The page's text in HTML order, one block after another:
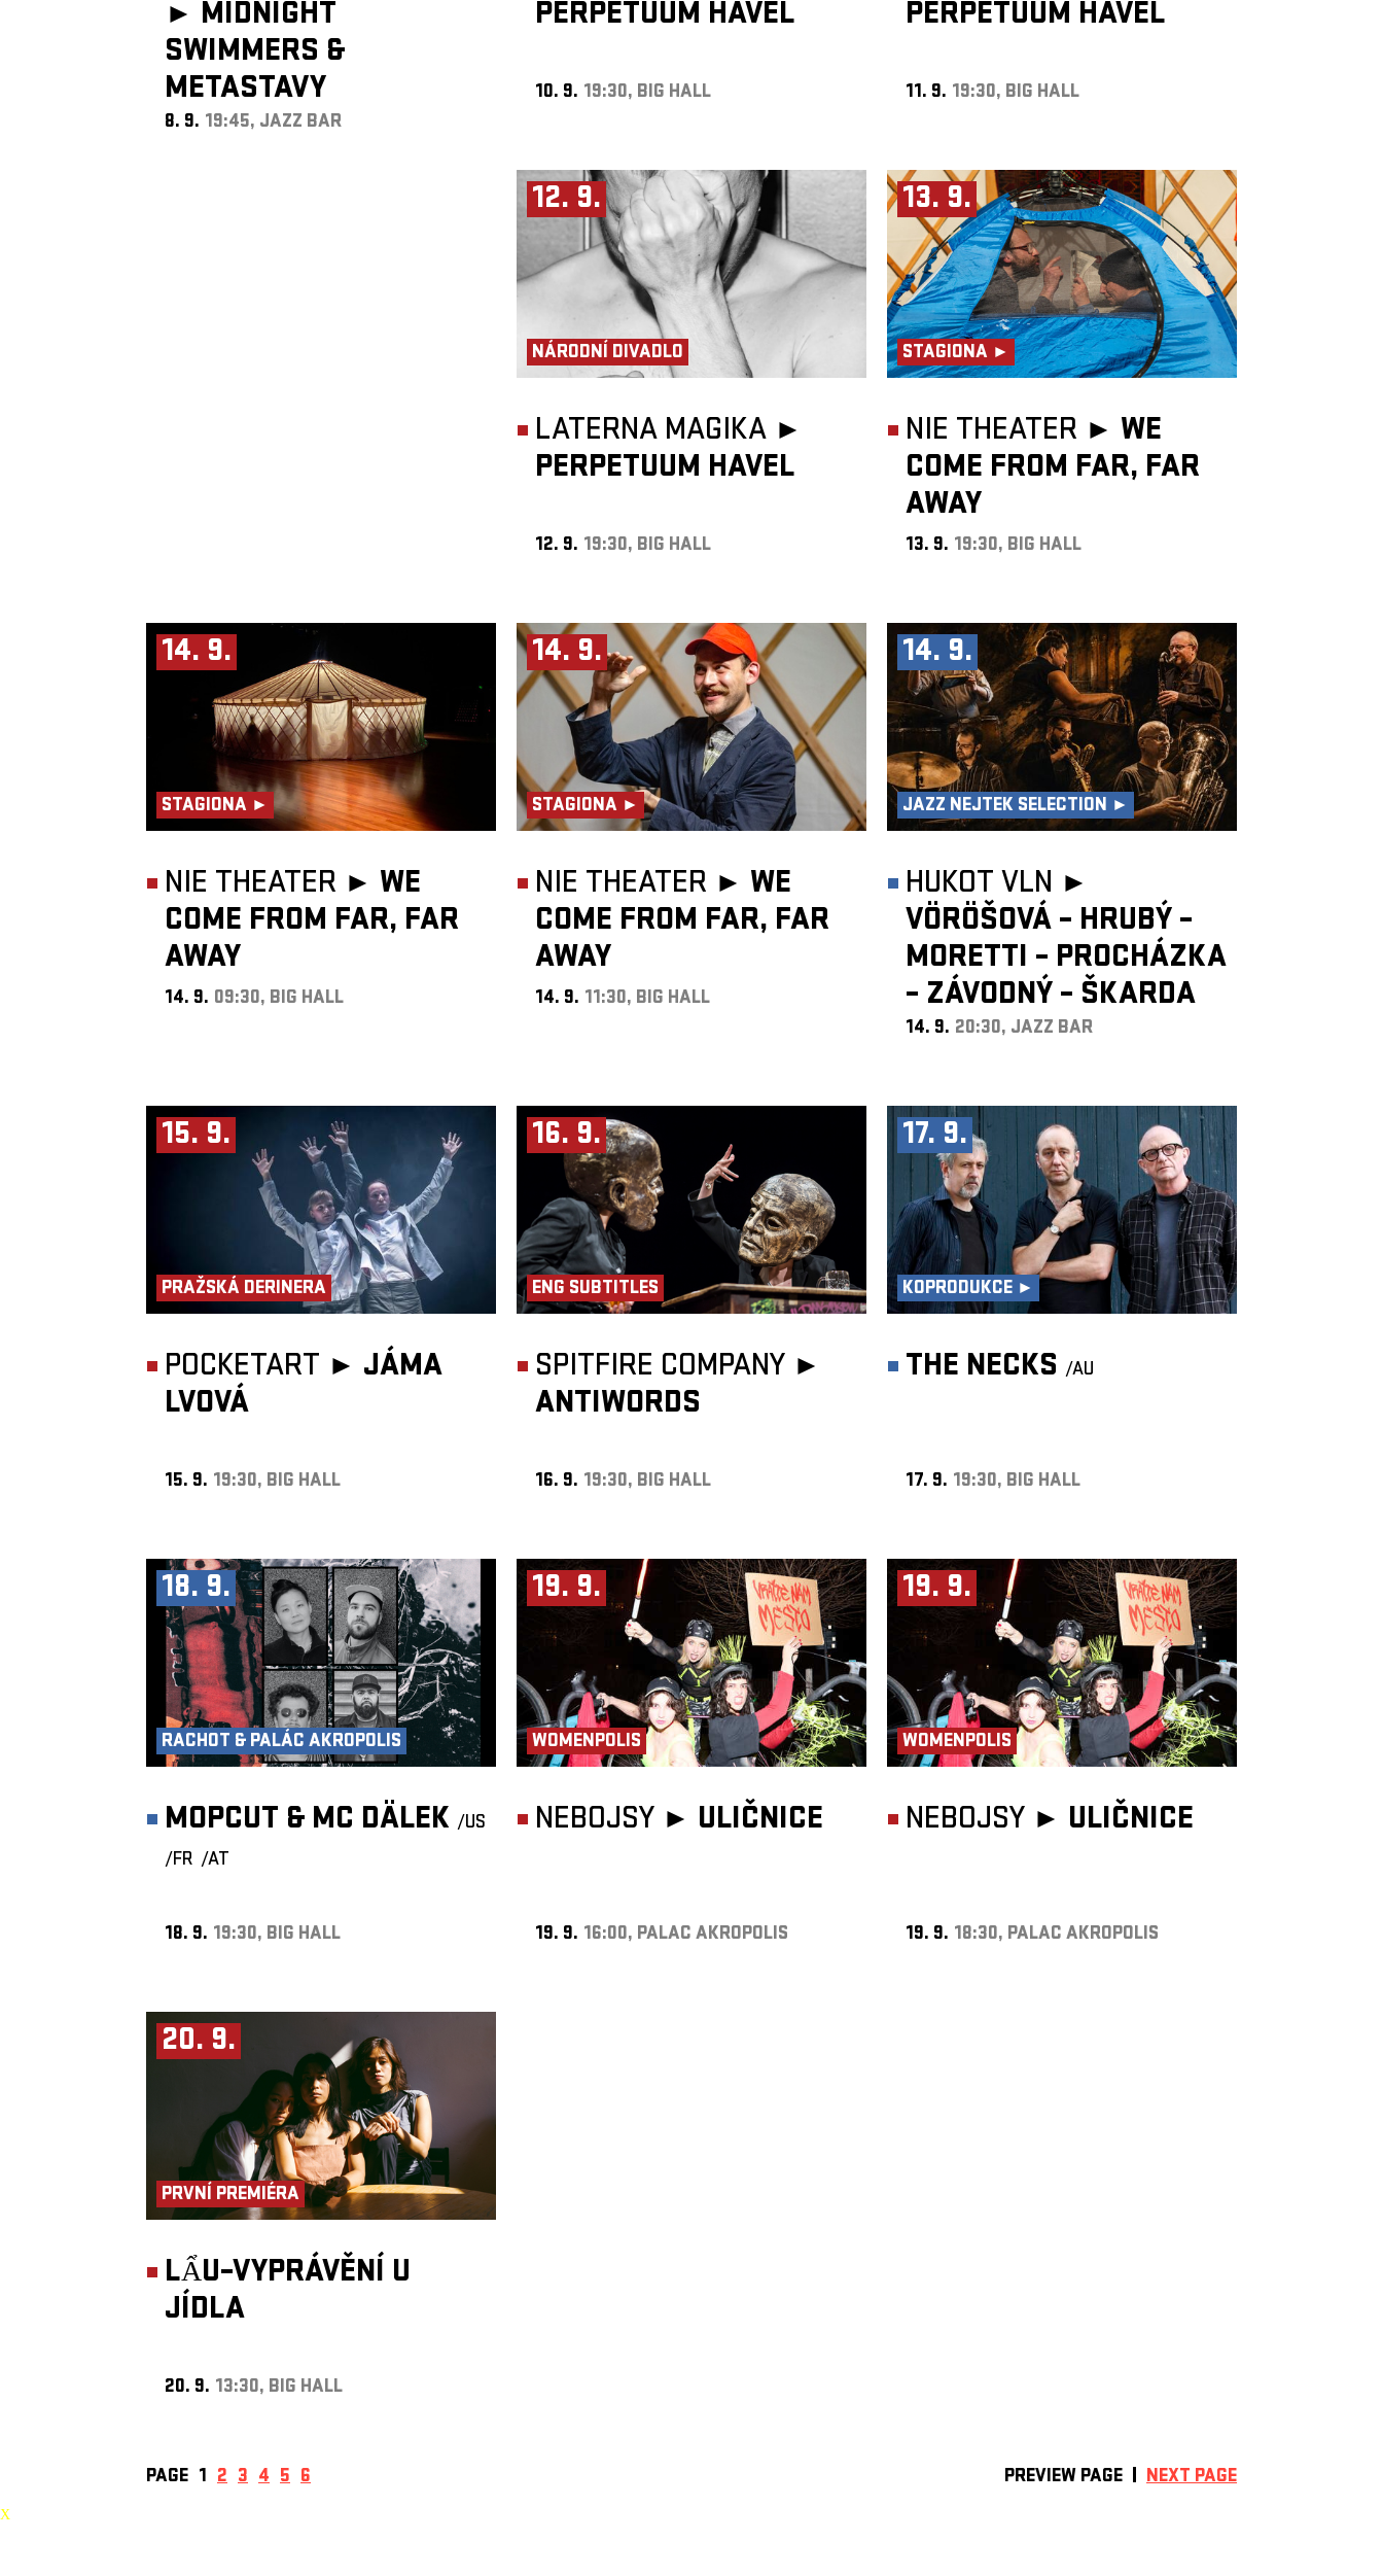
► MIDNIGHT
SWIMMERS &
METASTAVY
8. 9. 19:45, JAZZ BAR
PERPETUUM HAVEL
10. 9. 19:30, BIG HALL
PERPETUUM HAVEL
11. 9. 19:30, BIG HALL
12. 9.
NÁRODNÍ DIVADLO
LATERNA MAGIKA ►
PERPETUUM HAVEL
12. 9. 19:30, BIG HALL
13. 9.
STAGIONA ►
NIE THEATER ► WE
COME FROM FAR, FAR
AWAY
13. 9. 19:30, BIG HALL
14. 9.
STAGIONA ►
NIE THEATER ► WE
COME FROM FAR, FAR
AWAY
14. 9. 09:30, BIG HALL
14. 9.
STAGIONA ►
NIE THEATER ► WE
COME FROM FAR, FAR
AWAY
14. 9. 11:30, BIG HALL
14. 9.
JAZZ NEJTEK SELECTION ►
HUKOT VLN ►
VÖRÖŠOVÁ – HRUBÝ –
MORETTI – PROCHÁZKA
– ZÁVODNÝ – ŠKARDA
14. 9. 20:30, JAZZ BAR
15. 9.
PRAŽSKÁ DERINERA
POCKETART ► JÁMA
LVOVÁ
15. 9. 19:30, BIG HALL
16. 9.
ENG SUBTITLES
SPITFIRE COMPANY ►
ANTIWORDS
16. 9. 19:30, BIG HALL
17. 9.
KOPRODUKCE ►
THE NECKS /AU
17. 9. 19:30, BIG HALL
18. 9.
RACHOT & PALÁC AKROPOLIS
MOPCUT & MC DÄLEK /US
/FR /AT
18. 9. 19:30, BIG HALL
19. 9.
WOMENPOLIS
NEBOJSY ► ULIČNICE
19. 9. 16:00, PALAC AKROPOLIS
19. 9.
WOMENPOLIS
NEBOJSY ► ULIČNICE
19. 9. 18:30, PALAC AKROPOLIS
20. 9.
PRVNÍ PREMIÉRA
LẨU–VYPRÁVĚNÍ U
JÍDLA
20. 9. 13:30, BIG HALL
PAGE 1 2 3 4 5 6 PREVIEW PAGE NEXT PAGE
X